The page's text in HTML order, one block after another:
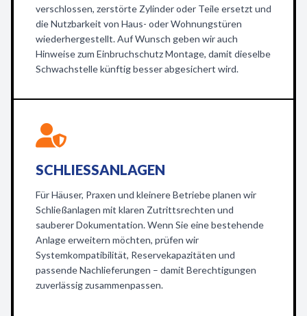
verschlossen, zerstörte Zylinder oder Teile ersetzt und
die Nutzbarkeit von Haus- oder Wohnungstüren
wiederhergestellt. Auf Wunsch geben wir auch
Hinweise zum Einbruchschutz Montage, damit dieselbe
Schwachstelle künftig besser abgesichert wird.
SCHLIESSANLAGEN
Für Häuser, Praxen und kleinere Betriebe planen wir
Schließanlagen mit klaren Zutrittsrechten und
sauberer Dokumentation. Wenn Sie eine bestehende
Anlage erweitern möchten, prüfen wir
Systemkompatibilität, Reservekapazitäten und
passende Nachlieferungen – damit Berechtigungen
zuverlässig zusammenpassen.